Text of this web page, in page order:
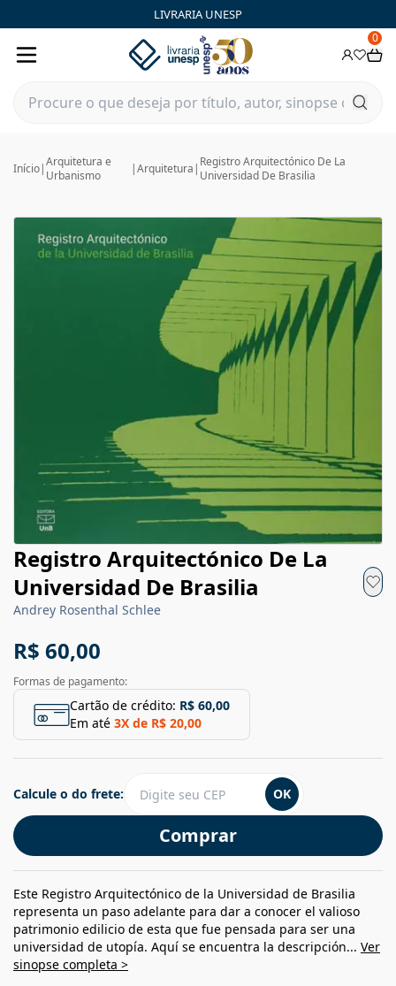
LIVRARIA UNESP
0
Início|Arquitetura e
Urbanismo
|Arquitetura | Registro Arquitectónico De La
Universidad De Brasilia
Registro Arquitectónico De La
Universidad De Brasilia
Andrey Rosenthal Schlee
R$ 60,00
Formas de pagamento:
Cartão de crédito: R$ 60,00
Em até 3X de R$ 20,00
Comprar
Calcule o do frete: OK
Este Registro Arquitectónico de la Universidad de Brasilia
representa un paso adelante para dar a conocer el valioso
patrimonio edilicio de esta que fue pensada para ser una
universidad de utopía. Aquí se encuentra la descripción... Ver
sinopse completa >